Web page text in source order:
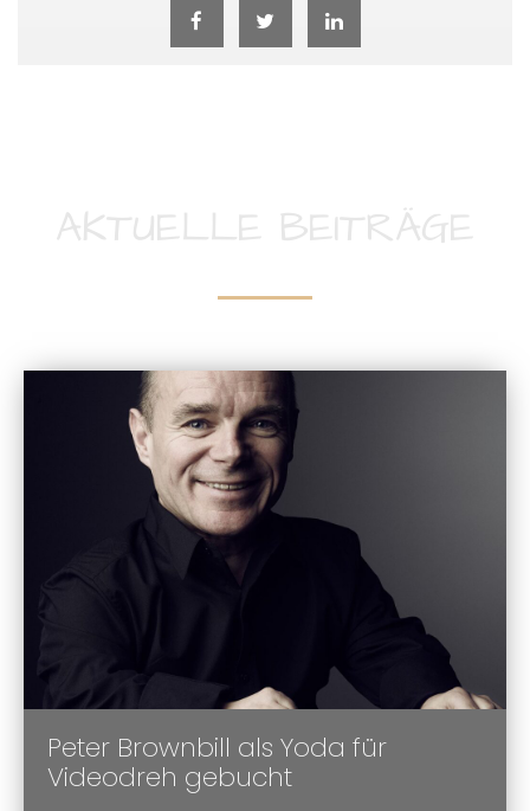
AKTUELLE BEITRÄGE
Peter Brownbill als Yoda für
Videodreh gebucht